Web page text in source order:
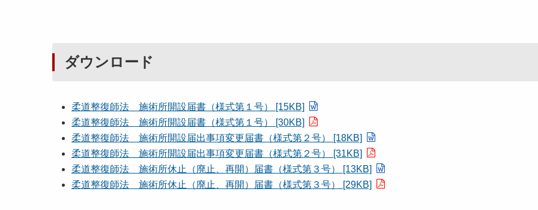
ダウンロード
柔道整復師法 施術所開設届書（様式第１号） [15KB]
柔道整復師法 施術所開設届書（様式第１号） [30KB]
柔道整復師法 施術所開設届出事項変更届書（様式第２号） [18KB]
柔道整復師法 施術所開設届出事項変更届書（様式第２号） [31KB]
柔道整復師法 施術所休止（廃止、再開）届書（様式第３号） [13KB]
柔道整復師法 施術所休止（廃止、再開）届書（様式第３号） [29KB]